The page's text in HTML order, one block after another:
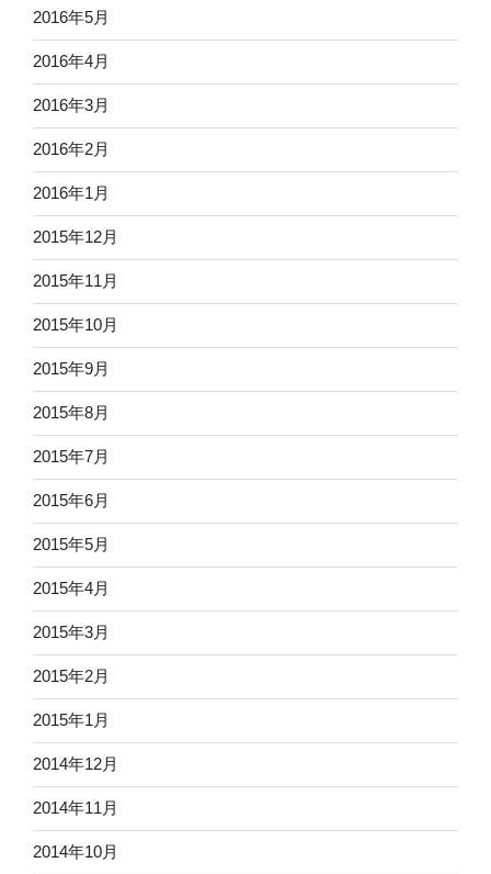
2016年5月
2016年4月
2016年3月
2016年2月
2016年1月
2015年12月
2015年11月
2015年10月
2015年9月
2015年8月
2015年7月
2015年6月
2015年5月
2015年4月
2015年3月
2015年2月
2015年1月
2014年12月
2014年11月
2014年10月